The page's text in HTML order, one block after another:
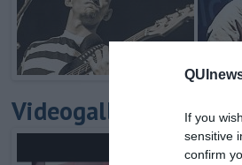
If you
sensitive
confirm
Videogallery